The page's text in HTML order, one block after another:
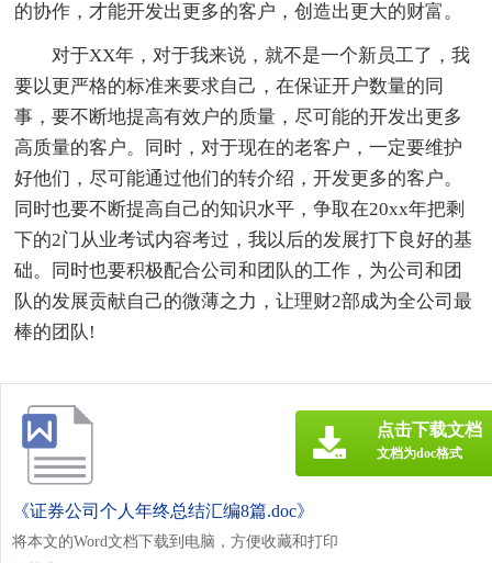
的协作，才能开发出更多的客户，创造出更大的财富。
对于XX年，对于我来说，就不是一个新员工了，我
要以更严格的标准来要求自己，在保证开户数量的同
事，要不断地提高有效户的质量，尽可能的开发出更多
高质量的客户。同时，对于现在的老客户，一定要维护
好他们，尽可能通过他们的转介绍，开发更多的客户。
同时也要不断提高自己的知识水平，争取在20xx年把剩
下的2门从业考试内容考过，我以后的发展打下良好的基
础。同时也要积极配合公司和团队的工作，为公司和团
队的发展贡献自己的微薄之力，让理财2部成为全公司最
棒的团队!
《证券公司个人年终总结汇编8篇.doc》
将本文的Word文档下载到电脑，方便收藏和打印
点击下载文档
文档为doc格式